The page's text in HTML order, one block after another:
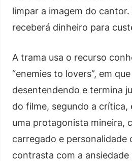
limpar a imagem do cantor.
receberá dinheiro para
A trama usa o recurso
“enemies to lovers”, em
desentendendo e termina
do filme, segundo a crítica,
uma protagonista mineira,
carregado e personalidade
contrasta com a